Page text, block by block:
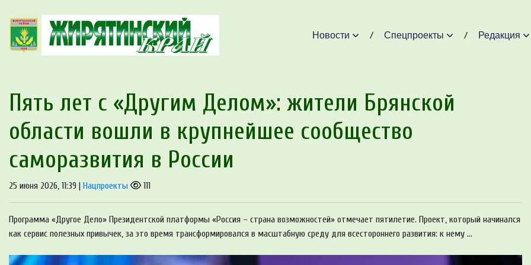
Новости Спецпроекты Редакция
Пять лет с «Другим Делом»: жители Брянской
области вошли в крупнейшее сообщество
саморазвития в России
25 июня 2026, 11:39 | Нацпроекты 111
Программа «Другое Дело» Президентской платформы «Россия – страна возможностей» отмечает пятилетие. Проект, который начинался
как сервис полезных привычек, за это время трансформировался в масштабную среду для всестороннего развития: к нему ...